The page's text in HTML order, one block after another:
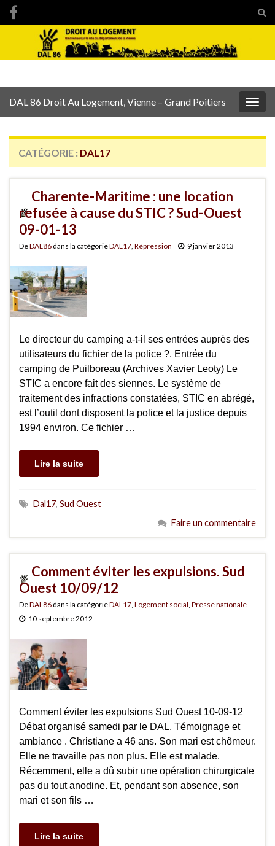
Search for:
DAL 86 Droit Au Logement, Vienne – Grand Poitiers
CATÉGORIE : DAL17
Charente-Maritime : une location
refusée à cause du STIC ? Sud-Ouest
09-01-13
DeDAL86 dans la catégorieDAL17, Répression 9 janvier 2013
Le directeur du camping a-t-il ses entrées auprès des
utilisateurs du fichier de la police ?. Entrée du
camping de Puilboreau (Archives Xavier Leoty) Le
STIC a encore fait des siennes. Le système de
traitement des infractions constatées, STIC en abrégé,
est l’outil dont disposent la police et la justice depuis
1994 environ. Ce fichier …
Lire la suite
Dal17, Sud Ouest
Faire un commentaire
Comment éviter les expulsions. Sud
Ouest 10/09/12
DeDAL86 dans la catégorieDAL17 Logement social Presse nationale
10 septembre 2012
Comment éviter les expulsions Sud Ouest 10-09-12
Débat organisé samedi par le DAL. Témoignage et
ambiance . Christiane a 46 ans. Son mari est chômeur.
Elle ne travaille pas non plus. Elle est malade.
Récemment, elle a dû subir une opération chirurgicale
pas du tout anodine. Et, pendant son absence, son
mari et son fils …
Lire la suite